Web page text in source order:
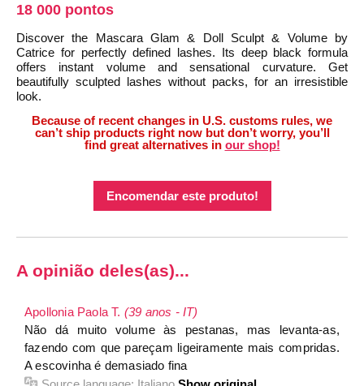
18 000 pontos
Discover the Mascara Glam & Doll Sculpt & Volume by
Catrice for perfectly defined lashes. Its deep black formula
offers instant volume and sensational curvature. Get
beautifully sculpted lashes without packs, for an irresistible
look.
Because of recent changes in U.S. customs rules, we
can’t ship products right now but don’t worry, you’ll
find great alternatives in our shop!
Encomendar este produto!
A opinião deles(as)...
Apollonia Paola T. (39 anos - IT)
Não dá muito volume às pestanas, mas levanta-as,
fazendo com que pareçam ligeiramente mais compridas.
A escovinha é demasiado fina